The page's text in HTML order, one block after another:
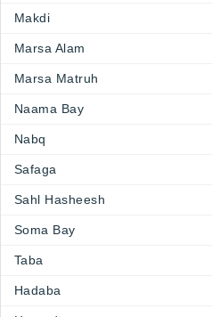
Makdi
Marsa Alam
Marsa Matruh
Naama Bay
Nabq
Safaga
Sahl Hasheesh
Soma Bay
Taba
Hadaba